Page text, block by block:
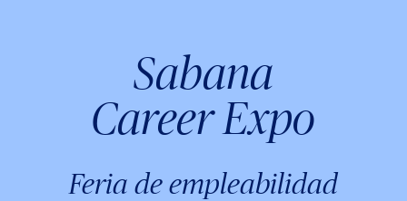
Sabana
Career Expo
Feria de empleabilidad